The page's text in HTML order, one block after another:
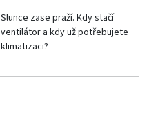
Slunce zase praží. Kdy stačí
ventilátor a kdy už potřebujete
klimatizaci?